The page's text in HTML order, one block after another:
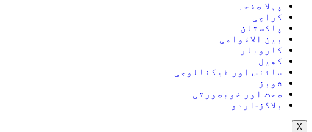
پہلا صفحہ
کراچی
پاکستان
بین الاقوامی
کاروبار
کھیل
سائنس اور ٹیکنالوجی
شوبز
صحت اور خوبصورتی
بلاگز-اردو
X